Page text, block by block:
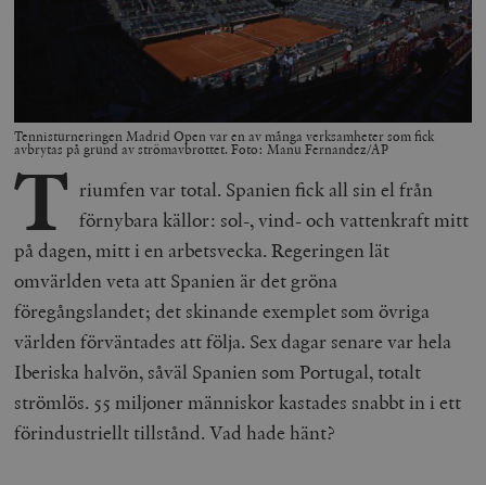
Tennisturneringen Madrid Open var en av många verksamheter som fick
avbrytas på grund av strömavbrottet. Foto: Manu Fernandez/AP
T riumfen var total. Spanien fick all sin el från
förnybara källor: sol-, vind- och vattenkraft mitt
på dagen, mitt i en arbetsvecka. Regeringen lät
omvärlden veta att Spanien är det gröna
föregångslandet; det skinande exemplet som övriga
världen förväntades att följa. Sex dagar senare var hela
Iberiska halvön, såväl Spanien som Portugal, totalt
strömlös. 55 miljoner människor kastades snabbt in i ett
förindustriellt tillstånd. Vad hade hänt?